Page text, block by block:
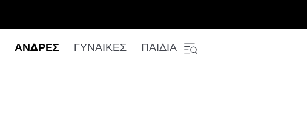
ΑΝΔΡΕΣ ΓΥΝΑΙΚΕΣ ΠΑΙΔΙΑ